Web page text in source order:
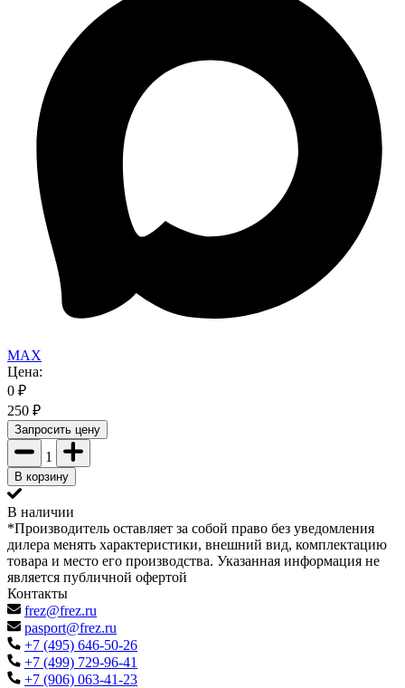
MAX
Цена:
0 ₽
250 ₽
Запросить цену
1
В корзину
В наличии
*Производитель оставляет за собой право без уведомления
дилера менять характеристики, внешний вид, комплектацию
товара и место его производства. Указанная информация не
является публичной офертой
Контакты
frez@frez.ru
pasport@frez.ru
+7 (495) 646-50-26
+7 (499) 729-96-41
+7 (906) 063-41-23